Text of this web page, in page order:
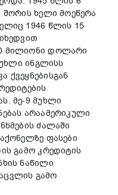
შორის ხელი მოეწერა
1946 წლის 15
მილიონი დოლარი
ინგლისს
ქვეყნებისგან
მე-9 მუხლი
არაამერიკული
ძალაში
ფასები
გამო კრედიტის
ნაწილი
გამო